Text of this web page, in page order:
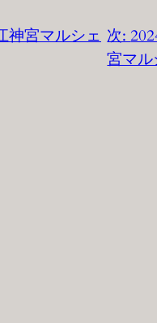
神宮マルシェ 次:
宮マ